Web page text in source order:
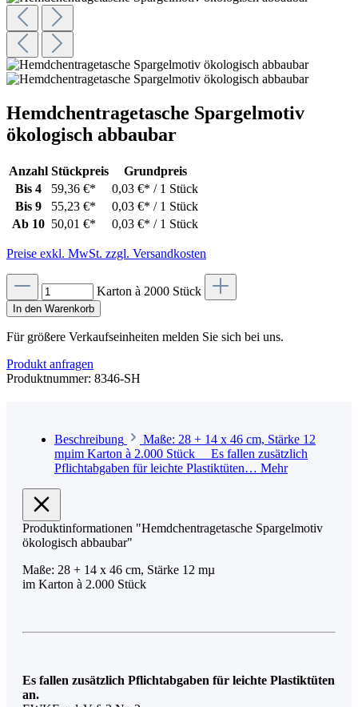
Hemdchentragetasche Spargelmotiv
ökologisch abbaubar
Anzahl Stückpreis
Grundpreis
Bis 4 59,36 €*
0,03 €* / 1 Stück
Bis 9 55,23 €*
0,03 €* / 1 Stück
Ab 10 50,01 €* 0,03 €* / 1 Stück
Preise exkl. MwSt. zzgl. Versandkosten
Karton à 2000 Stück
In den Warenkorb
Für größere Verkaufseinheiten melden Sie sich bei uns.
Produkt anfragen
Produktnummer: 8346-SH
Beschreibung
Maße: 28 + 14 x 46 cm, Stärke 12
mµim Karton à 2.000 Stück Es fallen zusätzlich
Pflichtabgaben für leichte Plastiktüten… Mehr
Produktinformationen "Hemdchentragetasche Spargelmotiv
ökologisch abbaubar"
Maße: 28 + 14 x 46 cm, Stärke 12 mµ
im Karton à 2.000 Stück
Es fallen zusätzlich Pflichtabgaben für leichte Plastiktüten
an.